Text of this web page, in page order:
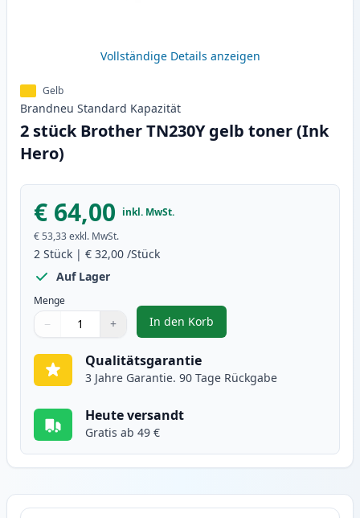
Vollständige Details anzeigen
Gelb
Brandneu Standard Kapazität
2 stück Brother TN230Y gelb toner (Ink
Hero)
€ 64,00 inkl. MwSt.
€ 53,33exkl. MwSt.
2 Stück | € 32,00 /Stück
Auf Lager
Menge
Verwenden Sie die Tasten, um anzupassen
− +
1
In den Korb
, 2 stück Brother TN230Y gelb
Qualitätsgarantie
3 Jahre Garantie. 90 Tage Rückgabe
Heute versandt
Gratis ab 49 €